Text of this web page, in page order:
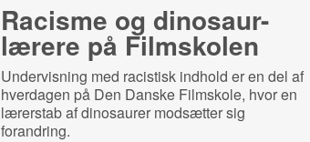
Racisme og di­nosaur-​
læ­re­re på Filmskolen
Undervisning med racistisk indhold er en del af
hverdagen på Den Danske Filmskole, hvor en
lærerstab af dinosaurer modsætter sig
forandring.